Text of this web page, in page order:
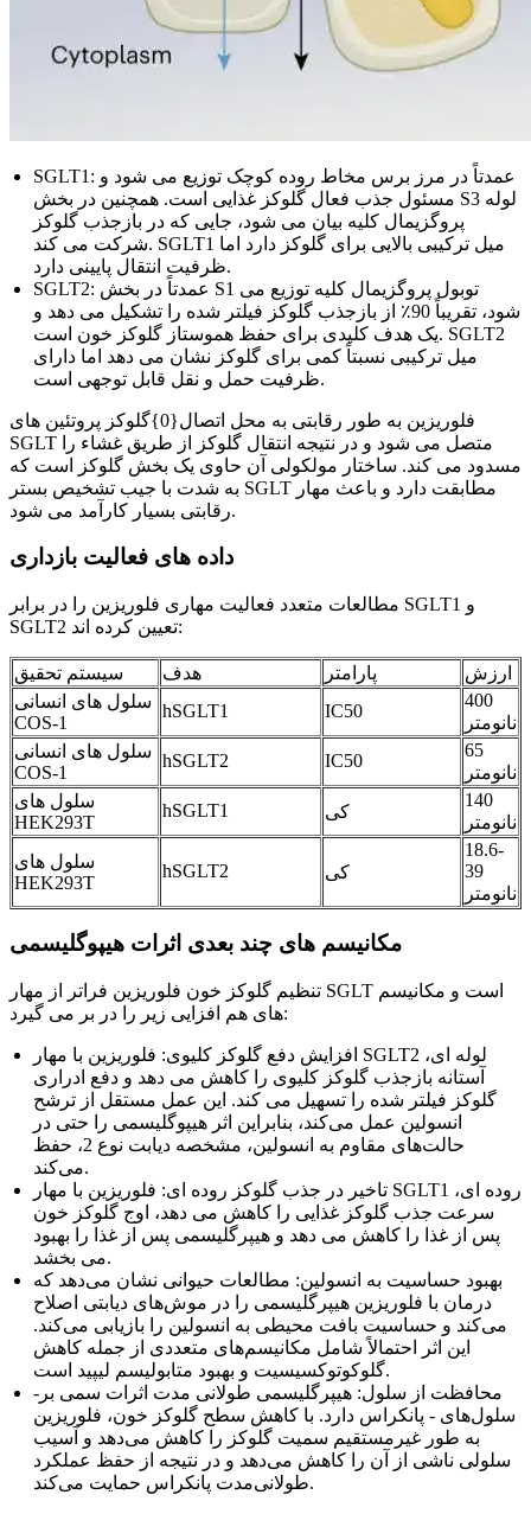
SGLT1: عمدتاً در مرز برس مخاط روده کوچک توزیع می شود و
مسئول جذب فعال گلوکز غذایی است. همچنین در بخش S3 لوله
پروگزیمال کلیه بیان می شود، جایی که در بازجذب گلوکز
شرکت می کند. SGLT1 میل ترکیبی بالایی برای گلوکز دارد اما
ظرفیت انتقال پایینی دارد.
SGLT2: عمدتاً در بخش S1 توبول پروگزیمال کلیه توزیع می
شود، تقریباً 90٪ از بازجذب گلوکز فیلتر شده را تشکیل می دهد و
یک هدف کلیدی برای حفظ هموستاز گلوکز خون است. SGLT2
میل ترکیبی نسبتاً کمی برای گلوکز نشان می دهد اما دارای
ظرفیت حمل و نقل قابل توجهی است.
فلوریزین به طور رقابتی به محل اتصال{0}گلوکز پروتئین های
SGLT متصل می شود و در نتیجه انتقال گلوکز از طریق غشاء را
مسدود می کند. ساختار مولکولی آن حاوی یک بخش گلوکز است که
به شدت با جیب تشخیص بستر SGLT مطابقت دارد و باعث مهار
رقابتی بسیار کارآمد می شود.
داده های فعالیت بازداری
مطالعات متعدد فعالیت مهاری فلوریزین را در برابر SGLT1 و
SGLT2 تعیین کرده اند:
سیستم تحقیق هدف پارامتر
ارزش
سلول های انسانی
COS-1
hSGLT1 IC50
400
نانومتر
سلول های انسانی
COS-1
hSGLT2 IC50
65
نانومتر
سلول های
HEK293T
hSGLT1 کی
140
نانومتر
سلول های
HEK293T
hSGLT2 کی
18.6-
39
نانومتر
مکانیسم های چند بعدی اثرات هیپوگلیسمی
تنظیم گلوکز خون فلوریزین فراتر از مهار SGLT است و مکانیسم
های هم افزایی زیر را در بر می گیرد:
افزایش دفع گلوکز کلیوی: فلوریزین با مهار SGLT2 لوله ای،
آستانه بازجذب گلوکز کلیوی را کاهش می دهد و دفع ادراری
گلوکز فیلتر شده را تسهیل می کند. این عمل مستقل از ترشح
انسولین عمل می‌کند، بنابراین اثر هیپوگلیسمی را حتی در
حالت‌های مقاوم به انسولین، مشخصه دیابت نوع 2، حفظ
می‌کند.
تاخیر در جذب گلوکز روده ای: فلوریزین با مهار SGLT1 روده ای،
سرعت جذب گلوکز غذایی را کاهش می دهد، اوج گلوکز خون
پس از غذا را کاهش می دهد و هیپرگلیسمی پس از غذا را بهبود
می بخشد.
بهبود حساسیت به انسولین: مطالعات حیوانی نشان می‌دهد که
درمان با فلوریزین هیپرگلیسمی را در موش‌های دیابتی اصلاح
می‌کند و حساسیت بافت محیطی به انسولین را بازیابی می‌کند.
این اثر احتمالاً شامل مکانیسم‌های متعددی از جمله کاهش
گلوکوتوکسیسیت و بهبود متابولیسم لیپید است.
-محافظت از سلول: هیپرگلیسمی طولانی مدت اثرات سمی بر
سلول‌های - پانکراس دارد. با کاهش سطح گلوکز خون، فلوریزین
به طور غیرمستقیم سمیت گلوکز را کاهش می‌دهد و آسیب
سلولی ناشی از آن را کاهش می‌دهد و در نتیجه از حفظ عملکرد
طولانی‌مدت پانکراس حمایت می‌کند.